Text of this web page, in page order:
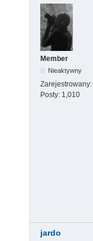
Member
Nieaktywny
Zarejestrowany:
Posty: 1,010
jardo